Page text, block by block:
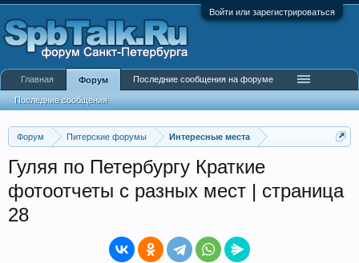
Войти или зарегистрироваться
Форум Питерские форумы Интересные места
Гуляя по Петербургу Краткие
фотоотчеты с разных мест | страница
28
Главная Форум
Последние сообщения
Последние сообщения на форуме